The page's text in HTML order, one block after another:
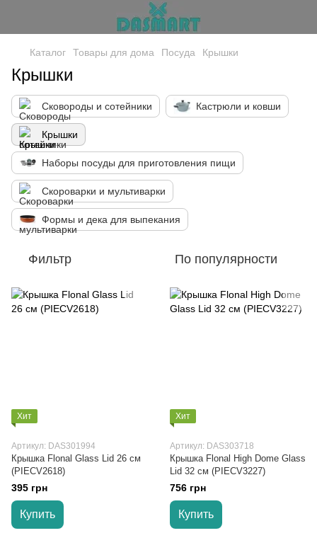
Каталог Товары для дома Посуда Крышки
Крышки
Сковороды и сотейники Кастрюли и ковши
Крышки
Наборы посуды для приготовления пищи
Скороварки и мультиварки
Формы и дека для выпекания
Фильтр По популярности
Хит
Артикул: DAS301994
Крышка Flonal Glass Lid 26 см
(PIECV2618)
395 грн
Купить
Хит
Артикул: DAS303718
Крышка Flonal High Dome Glass
Lid 32 см (PIECV3227)
756 грн
Купить